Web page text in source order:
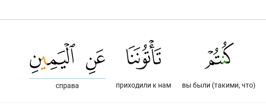
вы были (такими, что)
приходили к нам
справа